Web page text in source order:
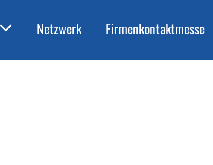
Netzwerk Firmenkontaktmesse